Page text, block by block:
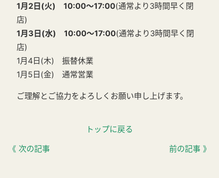
1月2日(火)
10:00～17:00(通常より3時間早く閉
店)
1月3日(水)
10:00～17:00(通常より3時間早く閉
店)
1月4日(木) 振替休業
1月5日(金) 通常営業
ご理解とご協力をよろしくお願い申し上げます。
《 次の記事
トップに戻る
前の記事 》